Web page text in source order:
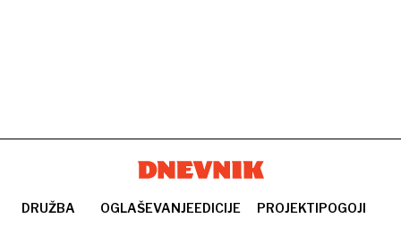
DRUŽBA
OGLAŠEVANJEEDICIJE
PROJEKTIPOGOJI